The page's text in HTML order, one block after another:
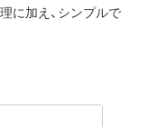
に加え、シンプルで